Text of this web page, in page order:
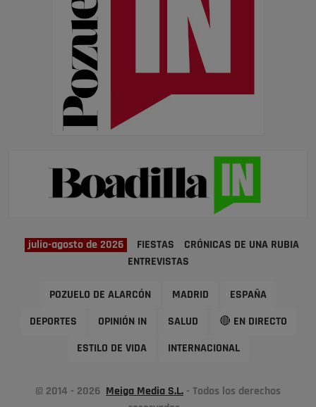
julio-agosto de 2026 FIESTAS
CRÓNICAS DE UNA RUBIA
ENTREVISTAS
POZUELO DE ALARCÓN MADRID ESPAÑA
DEPORTES OPINIÓN IN SALUD 🔴 EN DIRECTO
ESTILO DE VIDA INTERNACIONAL
© 2014 - 2026 Meiga Media S.L. - Todos los derechos